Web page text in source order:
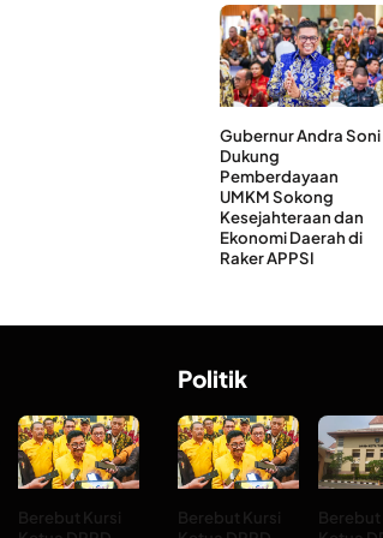
Gubernur Andra Soni
Dukung
Pemberdayaan
UMKM Sokong
Kesejahteraan dan
Ekonomi Daerah di
Raker APPSI
Berebut Kursi
Politik
Berebut Kursi
Berebut